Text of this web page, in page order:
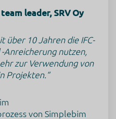
leader, SRV Oy
über 10 Jahren die IFC-
Anreicherung nutzen,
zur Verwendung von
Projekten.“
von Simplebim